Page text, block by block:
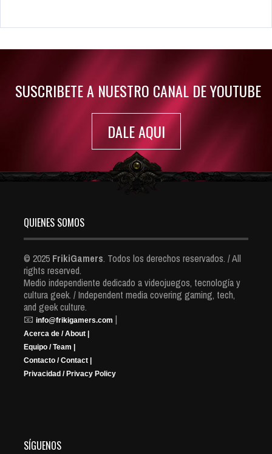
Rumor: Se filtran los primeros detalles de Resident Evil 9
SUSCRIBETE A NUESTRO CANAL DE YOUTUBE
DALE AQUI
QUIENES SOMOS
© 2025 FrikiGamers. Todos los derechos reservados. / All
rights reserved.
Medio independiente dedicado a videojuegos, tecnología y
cultura geek. / Independent media covering gaming, tech,
and geek culture.
📧 info@frikigamers.com |
Acerca de / About |
Equipo / Team |
Contacto / Contact |
Privacidad / Privacy Policy
SÍGUENOS